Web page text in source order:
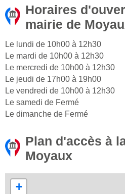
Horaires
mairie de
Le lundi de 10h00 à 12h30
Le mardi de 10h00 à 12h30
Le mercredi de 10h00 à 12h30
Le jeudi de 17h00 à 19h00
Le vendredi de 10h00 à 12h30
Le samedi de Fermé
Le dimanche de Fermé
Plan d'accès à
Moyaux
+